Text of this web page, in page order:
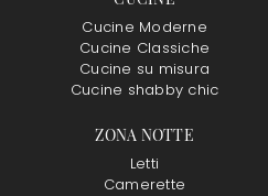
Cucine Moderne
Cucine Classiche
Cucine su misura
Cucine shabby chic
ZONA NOTTE
Letti
Camerette